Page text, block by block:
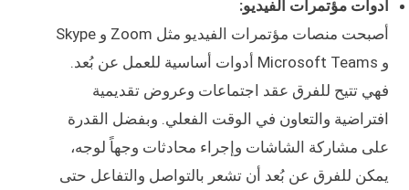
أدوات مؤتمرات الفيديو:
أصبحت منصات مؤتمرات الفيديو مثل Zoom و Skype
و Microsoft Teams أدوات أساسية للعمل عن بُعد.
فهي تتيح للفرق عقد اجتماعات وعروض تقديمية
افتراضية والتعاون في الوقت الفعلي. وبفضل القدرة
على مشاركة الشاشات وإجراء محادثات وجهاً لوجه،
يمكن للفرق عن بُعد أن تشعر بالتواصل والتفاعل حتى